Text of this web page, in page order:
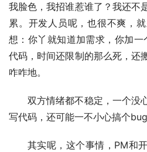
我脸色，我招谁惹谁了？我还不
累。开发人员呢，也很不爽，
想：你丫就知道加需求，你加
代码，时间还限制的那么死，还
咋咋地。
双方情绪都不稳定，一个没
写代码，还可能一不小心搞个bug
其实呢，这个事情，PM和